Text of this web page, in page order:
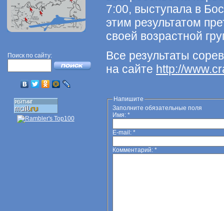
Поиск по сайту:
7:00, выступала в
этим результатом
своей возрастной
Все результаты
на caйте http://
Напишите
Заполните обязательные поля
Имя: *
E-mail: *
Комментарий: *